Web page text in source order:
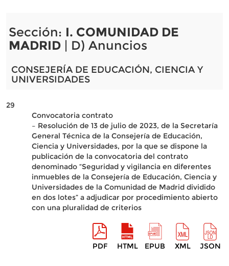
Sección: I. COMUNIDAD DE
MADRID| D) Anuncios
CONSEJERÍA DE EDUCACIÓN, CIENCIA Y
UNIVERSIDADES
29
Convocatoria contrato
– Resolución de 13 de julio de 2023, de la Secretaría
General Técnica de la Consejería de Educación,
Ciencia y Universidades, por la que se dispone la
publicación de la convocatoria del contrato
denominado “Seguridad y vigilancia en diferentes
inmuebles de la Consejería de Educación, Ciencia y
Universidades de la Comunidad de Madrid dividido
en dos lotes” a adjudicar por procedimiento abierto
con una pluralidad de criterios
PDF HTML EPUB XML JSON